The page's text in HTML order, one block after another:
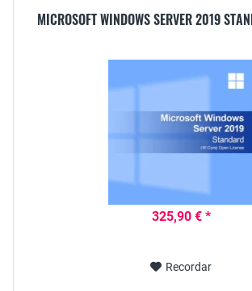
MICROSOFT WINDOWS SERVER 2019
325,90 € *
Recordar